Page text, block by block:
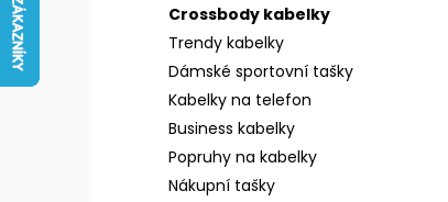
Crossbody kabelky
Trendy kabelky
Dámské sportovní tašky
Kabelky na telefon
Business kabelky
Popruhy na kabelky
Nákupní tašky